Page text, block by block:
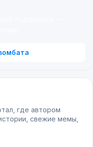
где автором
свежие мемы,